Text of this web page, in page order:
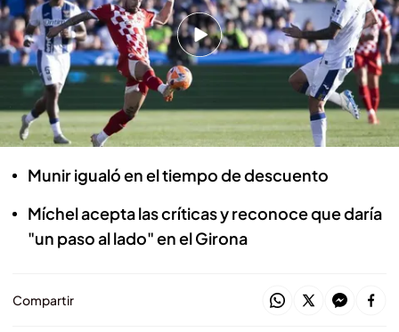
con vida
Pablo Sánchez
24 ABR 2025 - 20:58h.
Stuani adelantó a los de Míchel
Munir igualó en el tiempo de descuento
Míchel acepta las críticas y reconoce que daría
"un paso al lado" en el Girona
Compartir